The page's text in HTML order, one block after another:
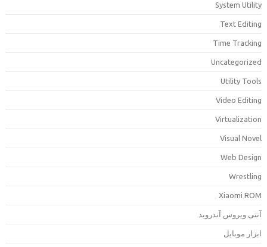
System
Text
Time
Utility
Video
Visual
Web
Xiaomi
ویروس آندروید
موبایل